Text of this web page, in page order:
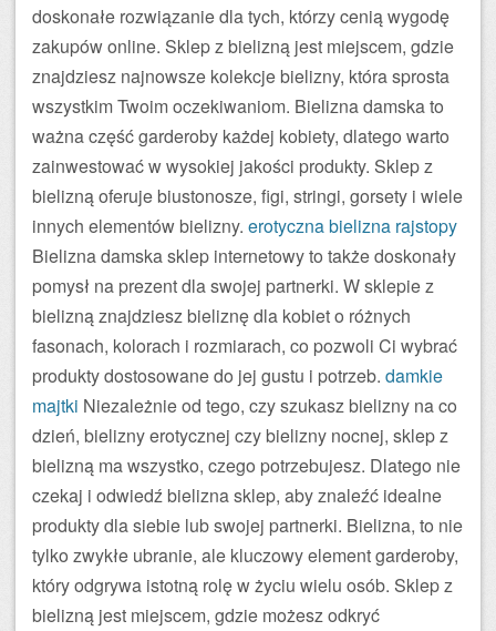
doskonałe rozwiązanie dla tych, którzy cenią wygodę
zakupów online. Sklep z bielizną jest miejscem, gdzie
znajdziesz najnowsze kolekcje bielizny, która sprosta
wszystkim Twoim oczekiwaniom. Bielizna damska to
ważna część garderoby każdej kobiety, dlatego warto
zainwestować w wysokiej jakości produkty. Sklep z
bielizną oferuje biustonosze, figi, stringi, gorsety i wiele
innych elementów bielizny. erotyczna bielizna rajstopy
Bielizna damska sklep internetowy to także doskonały
pomysł na prezent dla swojej partnerki. W sklepie z
bielizną znajdziesz bieliznę dla kobiet o różnych
fasonach, kolorach i rozmiarach, co pozwoli Ci wybrać
produkty dostosowane do jej gustu i potrzeb. damkie
majtki Niezależnie od tego, czy szukasz bielizny na co
dzień, bielizny erotycznej czy bielizny nocnej, sklep z
bielizną ma wszystko, czego potrzebujesz. Dlatego nie
czekaj i odwiedź bielizna sklep, aby znaleźć idealne
produkty dla siebie lub swojej partnerki. Bielizna, to nie
tylko zwykłe ubranie, ale kluczowy element garderoby,
który odgrywa istotną rolę w życiu wielu osób. Sklep z
bielizną jest miejscem, gdzie możesz odkryć